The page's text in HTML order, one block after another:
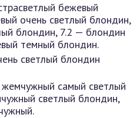
бежевый
очень светлый блондин,
блондин, 7.2 — блондин
темный блондин.
светлый блондин
самый светлый
светлый блондин,